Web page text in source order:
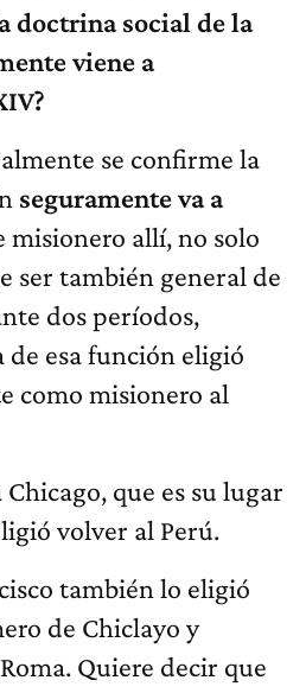
doctrina social de la
viene a
se confirme la
seguramente va a
misionero allí, no solo
ser también general de
dos períodos,
de esa función eligió
como misionero al
que es su lugar
volver al Perú.
también lo eligió
de Chiclayo y
Quiere decir que